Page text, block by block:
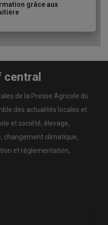
grâce aux
de la Presse Agricole du
des actualités locales et
et société, élevage,
changement climatique,
et réglementation,